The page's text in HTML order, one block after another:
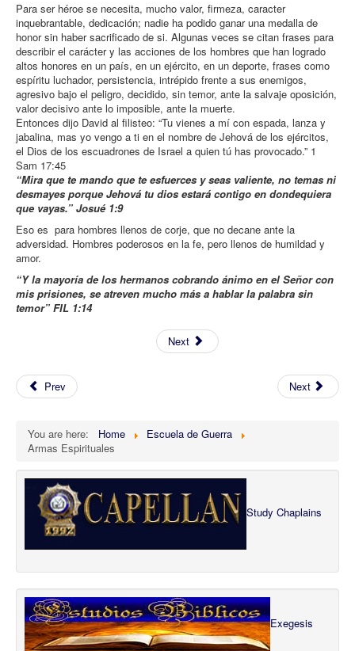
Para ser héroe se necesita, mucho valor, firmeza, caracter
inquebrantable, dedicación; nadie ha podido ganar una medalla de
honor sin haber sacrificado de si. Algunas veces se citan frases para
describir el carácter y las acciones de los hombres que han logrado
altos honores en un país, en un ejército, en un deporte, frases como
espíritu luchador, persistencia, intrépido frente a sus enemigos,
agresivo bajo el peligro, decidido, sin temor, ante la salvaje oposición,
valor decisivo ante lo imposible, ante la muerte.
Entonces dijo David al filisteo: “Tu vienes a mí con espada, lanza y
jabalina, mas yo vengo a ti en el nombre de Jehová de los ejércitos,
el Dios de los escuadrones de Israel a quien tú has provocado.” 1
Sam 17:45
“Mira que te mando que te esfuerces y seas valiente, no temas ni
desmayes porque Jehová tu dios estará contigo en dondequiera
que vayas.” Josué 1:9
Eso es para hombres llenos de corje, que no decane ante la
adversidad. Hombres poderosos en la fe, pero llenos de humildad y
amor.
“Y la mayoría de los hermanos cobrando ánimo en el Señor con
mis prisiones, se atreven mucho más a hablar la palabra sin
temor” FIL 1:14
Next
Prev Next
You are here: Home
Escuela de Guerra
Armas Espirituales
Study Chaplains
Exegesis